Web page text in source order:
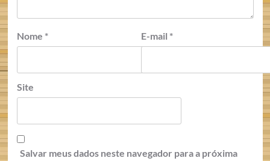
Nome * E-mail *
Site
Salvar meus dados neste navegador para a próxima